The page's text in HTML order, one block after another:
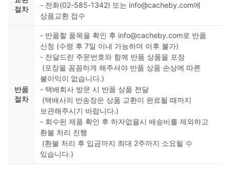
절차
- 전화(02-585-1342) 또는 info@cacheby.com에
상품교환 접수
반품
절차
- 반품할 품목을 확인 후 info@cacheby.com로 반품
신청 (수령 후 7일 이내 가능하며 이후 불가)
- 전달드린 주문번호와 함께 반품 상품을 포장
(포장을 꼼꼼하게 해주셔야 반품 상품 손상에 따른
불이익이 없습니다.)
- 택배회사 방문 시 반품 상품 전달
(택배사의 반송장은 상품 교환이 완료될 때까지
보관해주시기 바랍니다.)
- 회수된 제품 확인 후 하자없을시 배송비를 제외하고
환불 처리 진행
(환불 처리 후 입금까지 최대 2주까지 소요될 수
있습니다.)